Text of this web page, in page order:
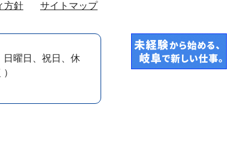
方針 サイトマップ
日曜日、祝日、休